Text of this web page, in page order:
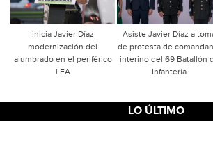
Inicia Javier Díaz
modernización del
alumbrado en el periférico
LEA
Asiste Javier Díaz a
de protesta de
interino del 69 Batallón
Infantería
LO ÚLTIMO